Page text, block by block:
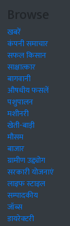
Browse
खबरें
कंपनी समाचार
सफल किसान
साक्षात्कार
बागवानी
औषधीय फसलें
पशुपालन
मशीनरी
खेती-बाड़ी
मौसम
बाजार
ग्रामीण उद्द्योग
सरकारी योजनाएं
लाइफ स्टाइल
सम्पादकीय
जॉब्स
डायरेक्टरी